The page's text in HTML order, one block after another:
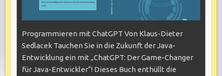
Programmieren mit ChatGPT Von Klaus-Dieter
Sedlacek Tauchen Sie in die Zukunft der Java-
Entwicklung ein mit „ChatGPT: Der Game-Changer
für Java-Entwickler“! Dieses Buch enthüllt die